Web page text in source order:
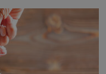
Některé návraty
člověk pamatuje z